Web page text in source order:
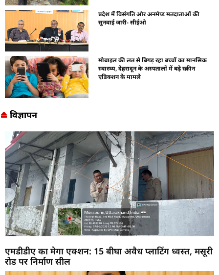
प्रदेश में विसंगति और अनमैप्ड मतदाताओं की
सुनवाई जारी- सीईओ
मोबाइल की लत से बिगड़ रहा बच्चों का मानसिक
स्वास्थ्य, देहरादून के अस्पतालों में बढ़े स्क्रीन
एडिक्शन के मामले
विज्ञापन
एमडीडीए का मेगा एक्शन: 15 बीघा अवैध प्लाटिंग ध्वस्त, मसूरी
रोड पर निर्माण सील